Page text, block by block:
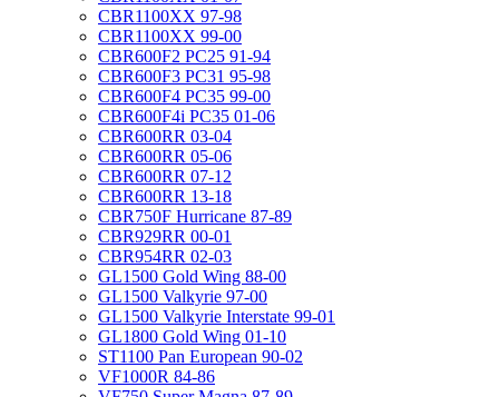
CBR1100XX 97-98
CBR1100XX 99-00
CBR600F2 PC25 91-94
CBR600F3 PC31 95-98
CBR600F4 PC35 99-00
CBR600F4i PC35 01-06
CBR600RR 03-04
CBR600RR 05-06
CBR600RR 07-12
CBR600RR 13-18
CBR750F Hurricane 87-89
CBR929RR 00-01
CBR954RR 02-03
GL1500 Gold Wing 88-00
GL1500 Valkyrie 97-00
GL1500 Valkyrie Interstate 99-01
GL1800 Gold Wing 01-10
ST1100 Pan European 90-02
VF1000R 84-86